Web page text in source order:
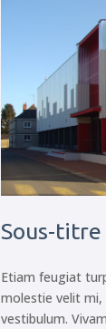
Sous-titre
Etiam feugiat
molestie velit mi,
vestibulum.